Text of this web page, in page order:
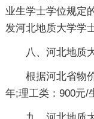
业生学士学位规定
发河北地质大学学
八、河北地质大
根据河北省物价
年;理工类：900元/